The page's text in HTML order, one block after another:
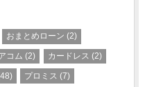
おまとめローン (2)
コム (2) カードレス (2)
プロミス (7)